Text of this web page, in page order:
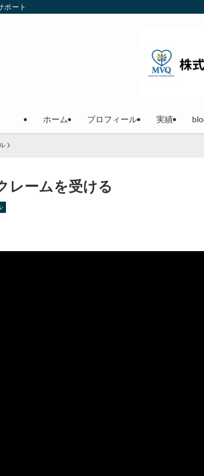
ポート
ホーム プロフィール 実績
レームを受ける